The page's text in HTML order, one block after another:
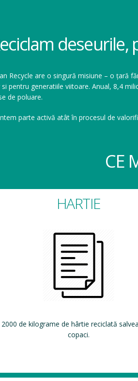
Recycle are o singură misiune – o țară
si pentru generatiile viitoare. Anual, 8,4
de poluare.
parte activă atât în procesul de
CE
HARTIE
2000 de kilograme de hârtie reciclată
copaci.